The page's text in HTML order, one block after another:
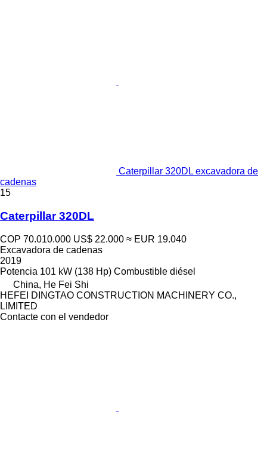
Caterpillar 320DL excavadora de
cadenas
15
Caterpillar 320DL
COP 70.010.000 US$ 22.000 ≈ EUR 19.040
Excavadora de cadenas
2019
Potencia 101 kW (138 Hp) Combustible diésel
China, He Fei Shi
HEFEI DINGTAO CONSTRUCTION MACHINERY CO.,
LIMITED
Contacte con el vendedor